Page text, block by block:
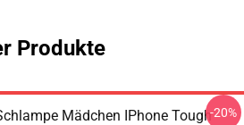
Produkte
Mädchen IPhone Tough-20%